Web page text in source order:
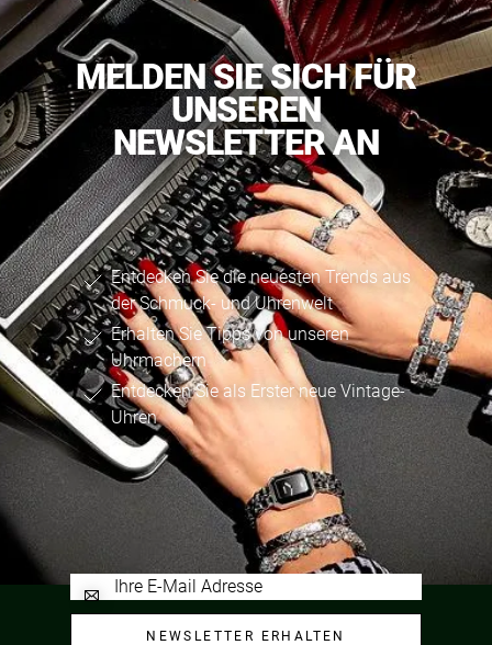
MELDEN SIE SICH FÜR
UNSEREN
NEWSLETTER AN
Entdecken Sie die neuesten Trends aus
der Schmuck- und Uhrenwelt
Erhalten Sie Tipps von unseren
Uhrmachern
Entdecken Sie als Erster neue Vintage-
Uhren
NEWSLETTER ERHALTEN